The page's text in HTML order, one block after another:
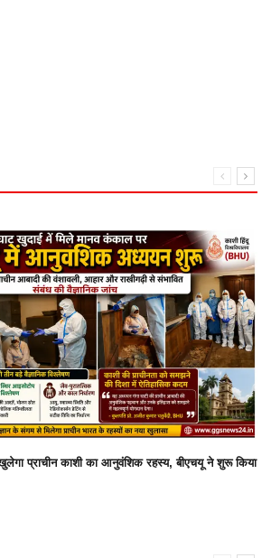
प्राचीन काशी का आनुवंशिक रहस्य, बीएचयू ने शुरू किया